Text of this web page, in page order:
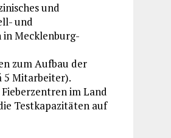
und
und
in Mecklenburg-
zum Aufbau der
5 Mitarbeiter).
im Land
Testkapazitäten auf